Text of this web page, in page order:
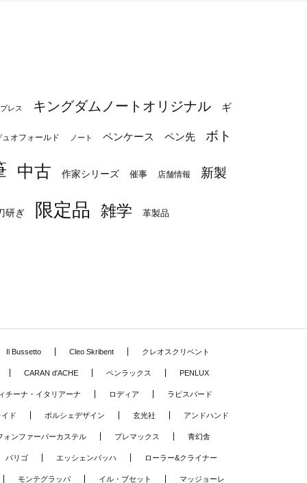
レス キングダムノートオリジナル ギ
ュオフォールド ノート ペンケース ペン先 ボト
中古 作家シリーズ 催事 店舗情報 新製
研ぎ 限定品 雑学 革製品
Il Bussetto Cleo Skribent クレオスクリベント
CARAN d'ACHE ペンラックス PENLUX
チーナ・イタリアーナ ロディア ラピスバード
ド ポルシェデザイン 玄光社 アンドハンド
ォンファーバーカステル プレマックス 青幻舎
バリゴ エッシェンバッハ ローラー&クライナー
モンテグラッパ イル・ブセット マッジョーレ